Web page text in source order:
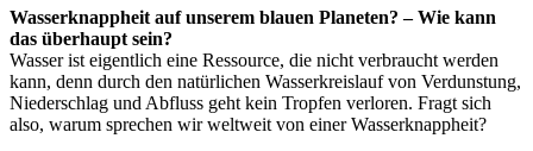
Wasserknappheit auf unserem blauen Planeten? – Wie kann
das überhaupt sein?
Wasser ist eigentlich eine Ressource, die nicht verbraucht werden
kann, denn durch den natürlichen Wasserkreislauf von Verdunstung,
Niederschlag und Abfluss geht kein Tropfen verloren. Fragt sich
also, warum sprechen wir weltweit von einer Wasserknappheit?